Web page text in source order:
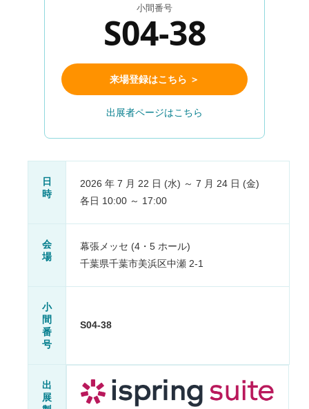
小間番号
S04-38
来場登録はこちら ＞
出展者ページはこちら
日
時
2026 年 7 月 22 日 (水) ～ 7 月 24 日 (金)
各日 10:00 ～ 17:00
会
場
幕張メッセ (4・5 ホール)
千葉県千葉市美浜区中瀬 2-1
小
間
番
号
S04-38
出
展